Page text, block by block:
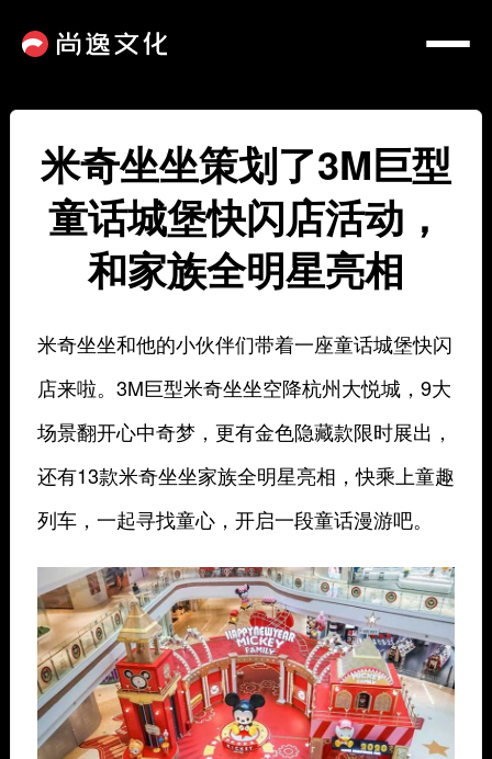
米奇坐坐策划了3M巨型
童话城堡快闪店活动，
和家族全明星亮相
米奇坐坐和他的小伙伴们带着一座童话城堡快闪
店来啦。3M巨型米奇坐坐空降杭州大悦城，9大
场景翻开心中奇梦，更有金色隐藏款限时展出，
还有13款米奇坐坐家族全明星亮相，快乘上童趣
列车，一起寻找童心，开启一段童话漫游吧。